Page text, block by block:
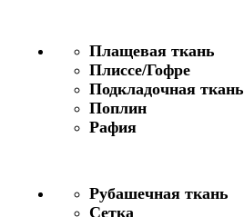
Плащевая ткань
Плиссе/Гофре
Подкладочная ткань
Поплин
Рафия
Рубашечная ткань
Сетка